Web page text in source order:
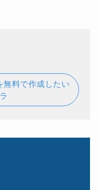
無料で作成したい